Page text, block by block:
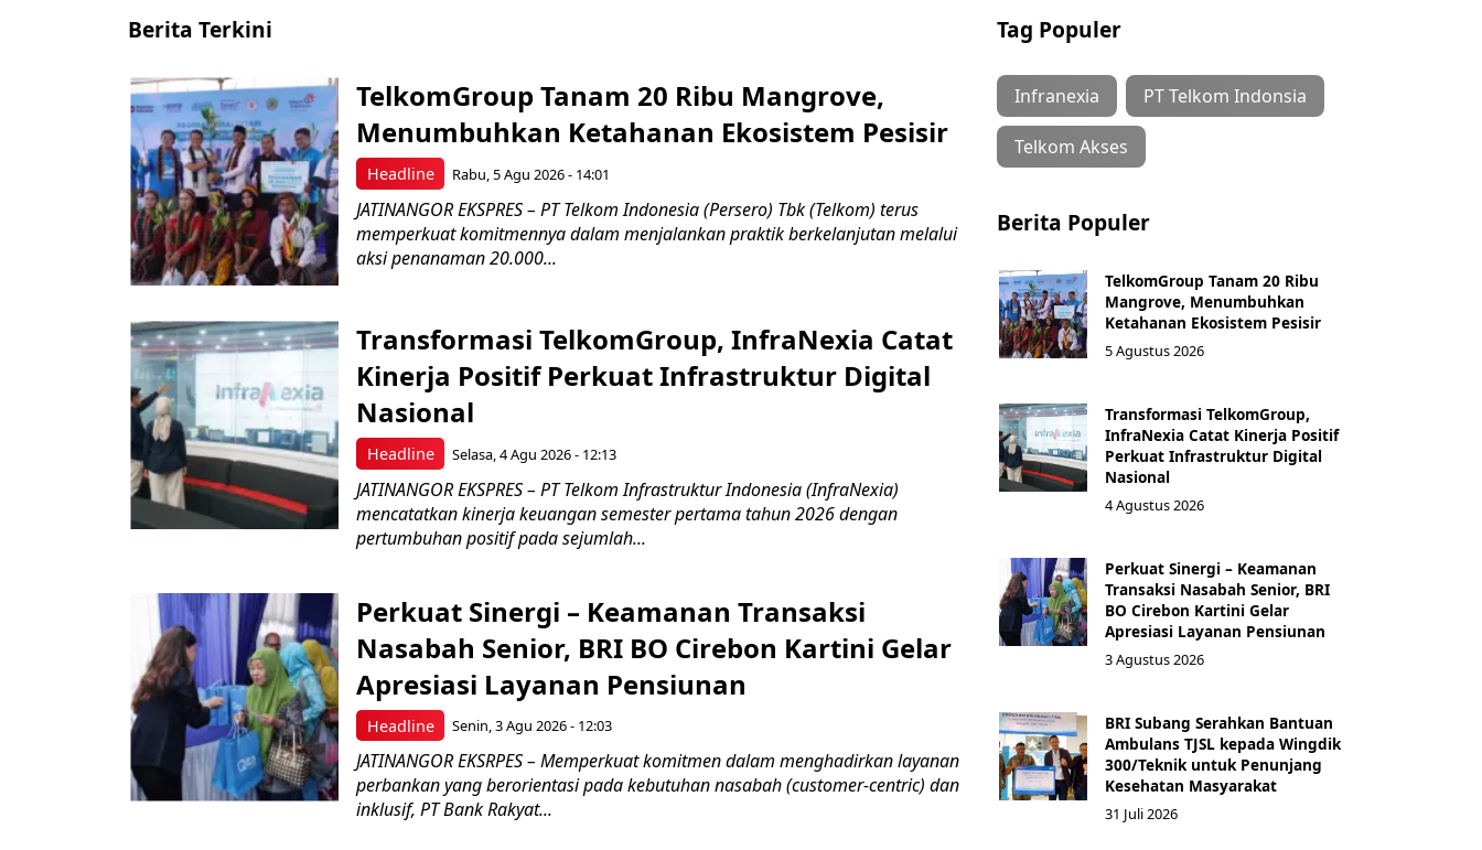
Berita Terkini
Headline
TelkomGroup Tanam 20 Ribu Mangrove,
Menumbuhkan Ketahanan Ekosistem Pesisir
Rabu, 5 Agu 2026 - 14:01
JATINANGOR EKSPRES – PT Telkom Indonesia (Persero) Tbk (Telkom) terus
memperkuat komitmennya dalam menjalankan praktik berkelanjutan melalui
aksi penanaman 20.000...
Headline
Transformasi TelkomGroup, InfraNexia Catat
Kinerja Positif Perkuat Infrastruktur Digital
Nasional
Selasa, 4 Agu 2026 - 12:13
JATINANGOR EKSPRES – PT Telkom Infrastruktur Indonesia (InfraNexia)
mencatatkan kinerja keuangan semester pertama tahun 2026 dengan
pertumbuhan positif pada sejumlah...
Headline
Perkuat Sinergi – Keamanan Transaksi
Nasabah Senior, BRI BO Cirebon Kartini Gelar
Apresiasi Layanan Pensiunan
Senin, 3 Agu 2026 - 12:03
JATINANGOR EKSRPES – Memperkuat komitmen dalam menghadirkan layanan
perbankan yang berorientasi pada kebutuhan nasabah (customer-centric) dan
inklusif, PT Bank Rakyat...
Tag Populer
Infranexia PT Telkom Indonsia
Telkom Akses
Berita Populer
TelkomGroup Tanam 20 Ribu
Mangrove, Menumbuhkan
Ketahanan Ekosistem Pesisir
5 Agustus 2026
Transformasi TelkomGroup,
InfraNexia Catat Kinerja Positif
Perkuat Infrastruktur Digital
Nasional
4 Agustus 2026
Perkuat Sinergi – Keamanan
Transaksi Nasabah Senior, BRI
BO Cirebon Kartini Gelar
Apresiasi Layanan Pensiunan
3 Agustus 2026
BRI Subang Serahkan Bantuan
Ambulans TJSL kepada Wingdik
300/Teknik untuk Penunjang
Kesehatan Masyarakat ​
31 Juli 2026